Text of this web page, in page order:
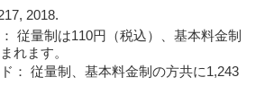
2018.
従量制は110円（税込）、基本料金制
れます。
： 従量制、基本料金制の方共に1,243